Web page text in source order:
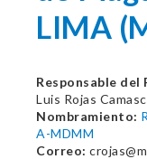
LIMA
Responsable
Luis Rojas
Nombramiento:
A-MDMM
Correo: